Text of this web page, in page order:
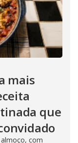
mais
que
com